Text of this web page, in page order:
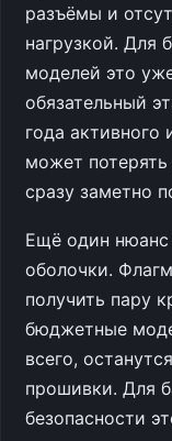
разъёмы и
нагрузкой. Для
моделей это
обязательный
года активного
может
сразу заметно
Ещё один
оболочки.
получить пару
бюджетные
всего,
прошивки. Для
безопасности